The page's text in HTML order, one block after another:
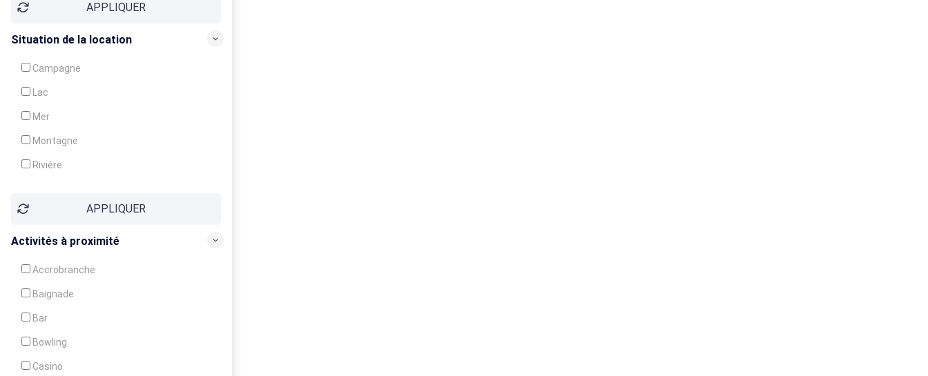
Garde d'enfants
Crèche
APPLIQUER
Situation de la location
Campagne
Lac
Mer
Montagne
Rivière
APPLIQUER
Activités à proximité
Accrobranche
Baignade
Bar
Bowling
Casino